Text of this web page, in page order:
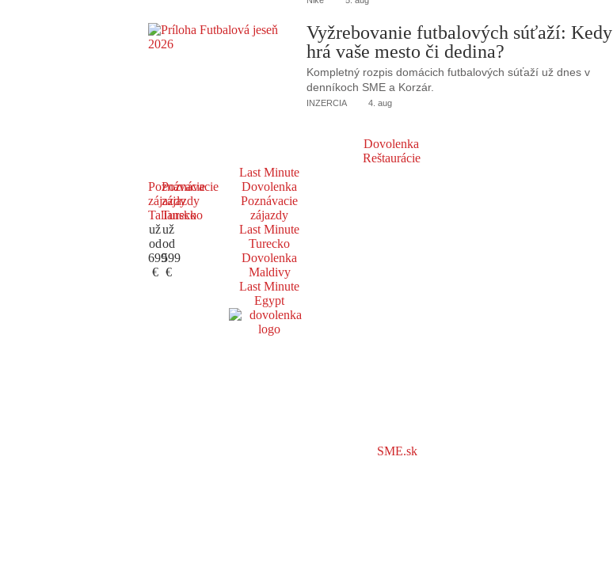
Vyžrebovanie futbalových súťaží: Kedy
hrá vaše mesto či dedina?
Kompletný rozpis domácich futbalových súťaží už dnes v
denníkoch SME a Korzár.
INZERCIA 4. aug
Dovolenka
Reštaurácie
Poznávacie
zájazdy
Taliansko
už
od
699
€
Poznávacie
zájazdy
Turecko
už
od
599
€
Last Minute
Dovolenka
Poznávacie
zájazdy
Last Minute
Turecko
Dovolenka
Maldivy
Last Minute
Egypt
SME.sk